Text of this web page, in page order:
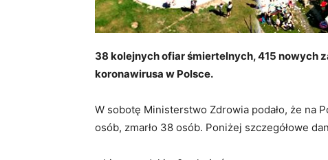
38 kolejnych ofiar śmiertelnych, 415 nowych
koronawirusa w Polsce.
W sobotę Ministerstwo Zdrowia podało, że na
osób, zmarło 38 osób. Poniżej szczegółowe